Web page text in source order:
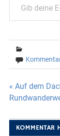
« Auf dem
KOMMENTAR